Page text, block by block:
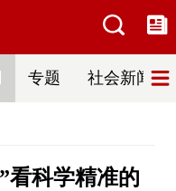
专题 社会新闻
看科学精准的